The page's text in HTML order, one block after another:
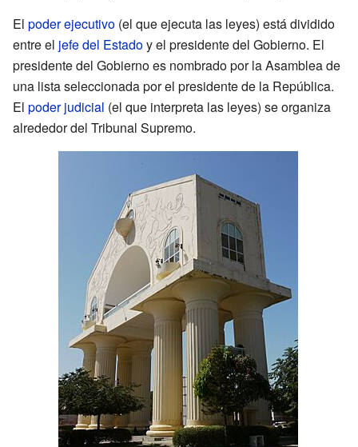
El poder ejecutivo (el que ejecuta las leyes) está dividido
entre el jefe del Estadoy el presidente del Gobierno. El
presidente del Gobierno es nombrado por la Asamblea de
una lista seleccionada por el presidente de la República.
El poder judicial (el que interpreta las leyes) se organiza
alrededor del Tribunal Supremo.